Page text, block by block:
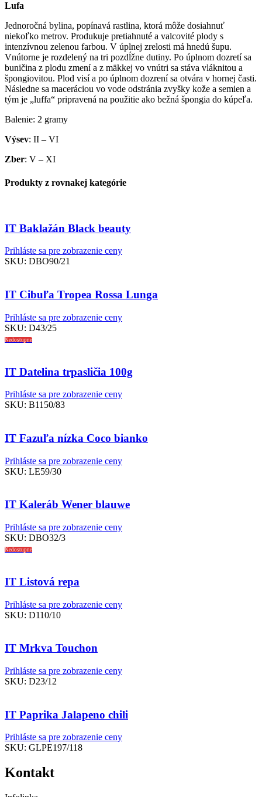
Lufa
Jednoročná bylina, popínavá rastlina, ktorá môže dosiahnuť
niekoľko metrov. Produkuje pretiahnuté a valcovité plody s
intenzívnou zelenou farbou. V úplnej zrelosti má hnedú šupu.
Vnútorne je rozdelený na tri pozdĺžne dutiny. Po úplnom dozretí sa
buničina z plodu zmení a z mäkkej vo vnútri sa stáva vláknitou a
špongiovitou. Plod visí a po úplnom dozrení sa otvára v hornej časti.
Následne sa maceráciou vo vode odstránia zvyšky kože a semien a
tým je „luffa“ pripravená na použitie ako bežná špongia do kúpeľa.
Balenie: 2 gramy
Výsev: II – VI
Zber: V – XI
Produkty z rovnakej kategórie
IT Baklažán Black beauty
Prihláste sa pre zobrazenie ceny
SKU: DBO90/21
IT Cibuľa Tropea Rossa Lunga
Prihláste sa pre zobrazenie ceny
SKU: D43/25
Nedostupné
IT Datelina trpasličia 100g
Prihláste sa pre zobrazenie ceny
SKU: B1150/83
IT Fazuľa nízka Coco bianko
Prihláste sa pre zobrazenie ceny
SKU: LE59/30
IT Kaleráb Wener blauwe
Prihláste sa pre zobrazenie ceny
SKU: DBO32/3
Nedostupné
IT Listová repa
Prihláste sa pre zobrazenie ceny
SKU: D110/10
IT Mrkva Touchon
Prihláste sa pre zobrazenie ceny
SKU: D23/12
IT Paprika Jalapeno chili
Prihláste sa pre zobrazenie ceny
SKU: GLPE197/118
Kontakt